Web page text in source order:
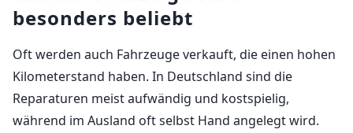
besonders beliebt
Oft werden auch Fahrzeuge verkauft, die einen hohen
Kilometerstand haben. In Deutschland sind die
Reparaturen meist aufwändig und kostspielig,
während im Ausland oft selbst Hand angelegt wird.